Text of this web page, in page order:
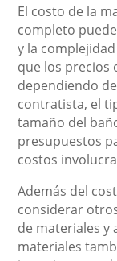
El costo de la
completo
y la
que los precios
dependiendo
contratista, el
tamaño del
presupuestos
costos
Además del
considerar
de materiales y
materiales